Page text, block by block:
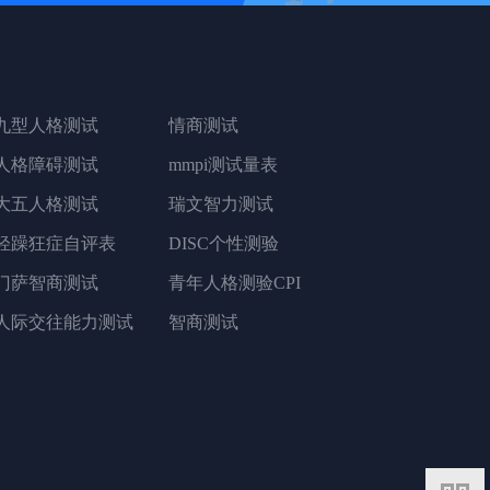
型人格测试 情商测试
格障碍测试 mmpi测试量表
五人格测试 瑞文智力测试
躁狂症自评表 DISC个性测验
萨智商测试 青年人格测验CPI
际交往能力测试 智商测试